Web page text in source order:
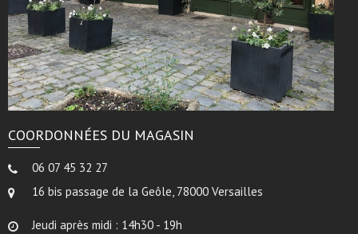
COORDONNÉES DU MAGASIN
06 07 45 32 27
16 bis passage de la Geôle, 78000 Versailles
Jeudi après midi : 14h30 - 19h